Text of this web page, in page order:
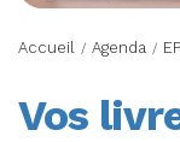
Accueil / Agenda / EP
Vos